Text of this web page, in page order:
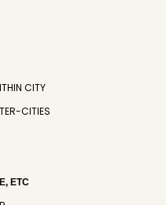
CITY
CITIES
ETC